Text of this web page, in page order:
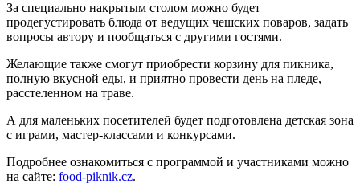
За специально накрытым столом можно будет
продегустировать блюда от ведущих чешских поваров, задать
вопросы автору и пообщаться с другими гостями.
Желающие также смогут приобрести корзину для пикника,
полную вкусной еды, и приятно провести день на пледе,
расстеленном на траве.
А для маленьких посетителей будет подготовлена детская зона
с играми, мастер-классами и конкурсами.
Подробнее ознакомиться с программой и участниками можно
на сайте: food-piknik.cz.